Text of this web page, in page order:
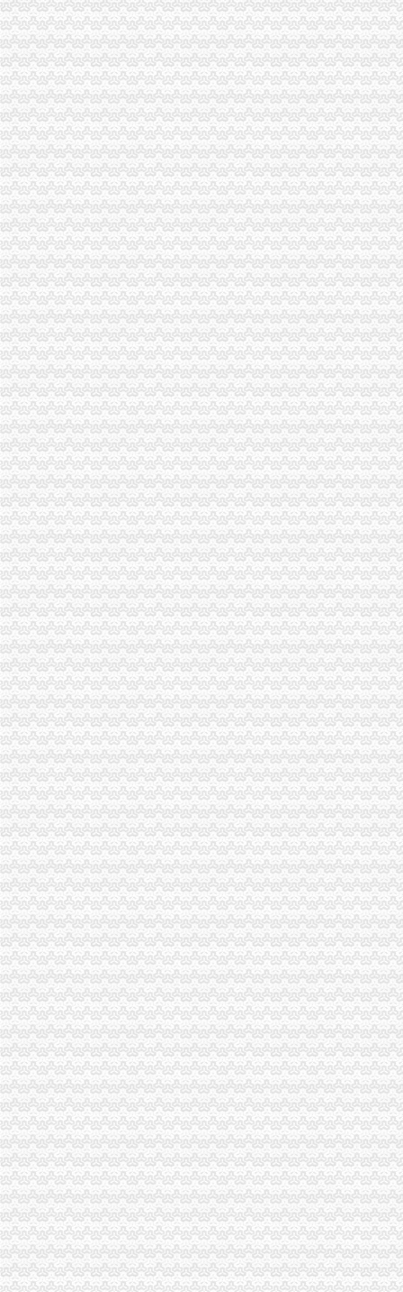
重庆市渝中区化龙桥小学伙食团-吴虹-拉销网-拉销
渝中区化龙桥片区（三期）_重庆渝中土地招拍挂-房天下土地网
渝中区化龙桥雍江庭8幢2801违法违章建设_重庆市公开信箱
重庆市渝中区化龙桥小学
渝中区化龙桥电玩城办理过消防验收_中国贸易网
化龙桥花店（0214.com）-重庆渝中区化龙桥附近的鲜花店
重庆市渝中区化龙桥小学校简介|重庆市渝中区化龙桥小学校地址,概
化龙桥卫星地图-重庆市渝中区化龙桥街道地图浏览
渝中区化龙桥片区（三期）_重庆渝中土地招拍挂-房天下土地网
化龙桥|重庆|渝中区_凤凰资讯
化龙桥-重庆天地旁-渝中区预订,化龙桥-重庆天地旁-渝中区价格_地址
大坪化龙桥驾车出行请走长和路|长和|渝中区|化龙桥_新浪新闻
重庆市·市辖区·渝中区渝中区化龙桥正街56号,重庆金秋机电科技
重庆渝中区化龙桥重庆天地_正版商业图片_昵图网nipic.com
重庆市渝中区化龙桥小学
【渝中区化龙桥片区开发建设指挥部】渝中区化龙桥片区开发建设指
【重庆天地】重庆天地电话,重庆天地地址_图吧地图
重庆渝中区化龙桥服务漂亮真全套的小姐真正能找到包夜_在线观
重庆市渝中区化龙桥片区因拆迁纠纷发生大规模群众示威-群众呼声-麻
渝中区化龙桥地块_重庆渝中土地招拍挂-房天下土地网
重庆市渝中区化龙桥小学-学校-我要搜学网
渝中区化龙桥片区（三期）_重庆渝中土地招拍挂-房天下土地网
渝中化龙桥1-1.5万楼盘,重庆市渝中区化龙桥1-1.5万楼盘-重庆吉屋网
【渝中区化龙桥地税所】渝中区化龙桥地税所电话,渝中区化龙桥地税
重庆渝中区化龙桥华盛路10号在哪_重庆渝中区化龙桥华盛路10号怎么
（出件）重庆市渝中区化龙桥片区B11-1/02地块超高层项目（二、三期
重庆市渝中区分局化龙桥
解放碑到重庆市渝中区化龙桥怎么走？-住哪网
渝中区化龙桥雍江庭8幢2801违法违章建设_重庆市公开信箱
重庆市渝中区化龙桥社区卫生服务中心-重庆社区卫生网
渝中区化龙桥小学校_渝中区化龙桥小学校爱问问同学录频道
重庆农业采摘园_重庆渝中区农业采摘园_重庆渝中区农业采摘园化龙桥
重庆市·市辖区·渝中区化龙桥正街208号楼上,重庆先科铸造机械有
重庆市渝中区化龙桥李子坝正街186号地块安置房小区名叫什么？-政策
渝中区化龙桥地税所电话,渝中区化龙桥地税所电话多少_图吧电话查询
重庆市渝中区化龙桥小学校怎么样|重庆市渝中区化龙桥小学校地址,
渝中区化龙桥地块_重庆渝中土地招拍挂-房天下土地网
渝中区免费wifi区域扩展至化龙桥大坪_重庆频道_凤凰网
重庆市渝中区化龙桥小学校简介|重庆市渝中区化龙桥小学校地址,概
关于渝中区化龙桥车站增设垃圾桶的建议_重庆市公开信箱
（出件）重庆渝中区化龙桥片区B9/03地块项目工程办事结果-重庆市
重庆市渝中区化龙桥小学伙食团-吴虹-拉销网-拉销
渝中区化龙桥电玩城办理过消防验收_中国贸易网
【2图】渝中区化龙桥门面招商,重庆渝中化龙桥商铺出租-重庆赶集网
重庆市渝中区化龙桥运输站-关于我们-拉销网
重庆渝中区化龙桥长城宽带电话_重庆长城宽带_新浪博客
化龙桥花店（0214.com）-重庆渝中区化龙桥附近的鲜花店
渝中区化龙桥专业公司居民搬迁拆装家具_志趣网
渝中区化龙桥驾校的是哪家_志趣网
重庆市渝中区化龙桥高层项目一期工程.doc
重庆技能培训_重庆渝中区技能培训_重庆渝中区技能培训化龙桥_百度
重庆渝中区化龙桥华村的申通快递代理点在哪里-爱问知识人
重庆渝中区化龙桥国税所附近_预订_旅交汇